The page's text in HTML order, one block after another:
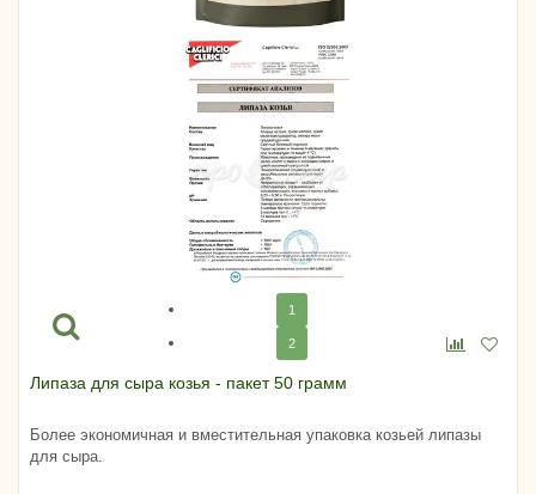
1
2
Липаза для сыра козья - пакет 50 грамм
Более экономичная и вместительная упаковка козьей липазы
для сыра.